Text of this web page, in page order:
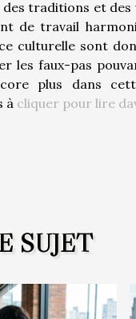
traditions et
de travail
culturelle sont
les faux-pas
plus dans
à cliquer pour lire
SUJET